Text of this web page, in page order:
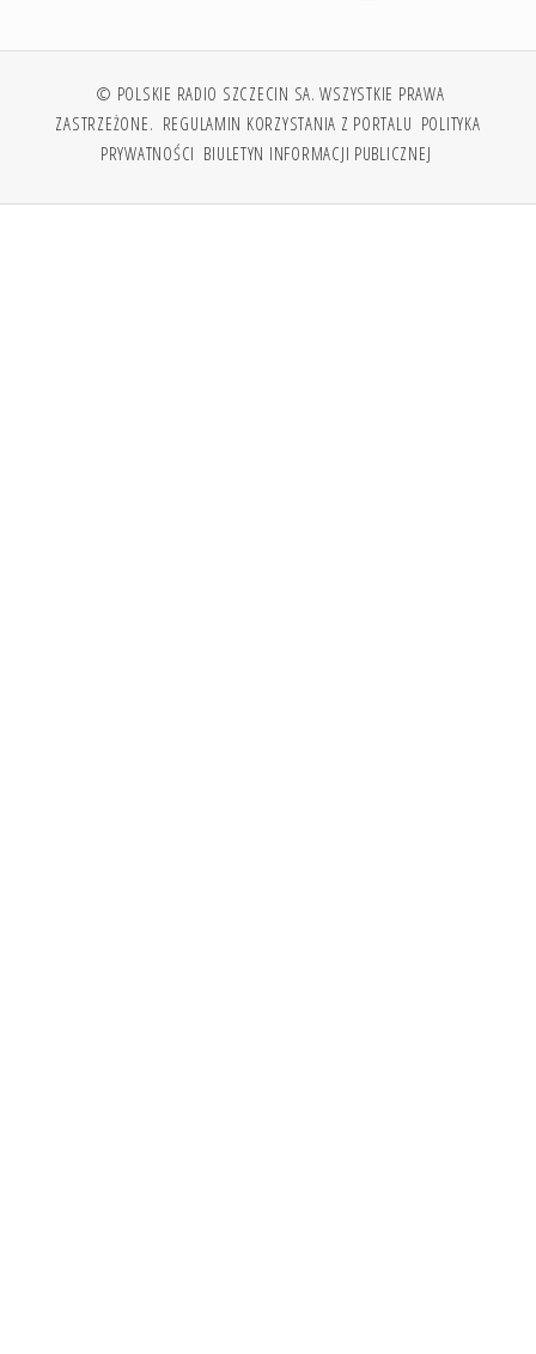
© POLSKIE RADIO SZCZECIN SA. WSZYSTKIE PRAWA
ZASTRZEŻONE. REGULAMIN KORZYSTANIA Z PORTALU POLITYKA
PRYWATNOŚCI BIULETYN INFORMACJI PUBLICZNEJ